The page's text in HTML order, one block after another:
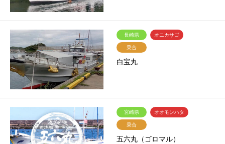
長崎県 オニカサゴ
乗合
白宝丸
宮崎県 オオモンハタ
乗合
五六丸（ゴロマル）